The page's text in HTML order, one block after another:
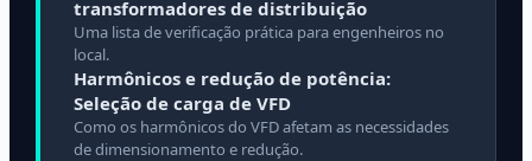
transformadores de distribuição
Uma lista de verificação prática para engenheiros no
local.
Harmônicos e redução de potência:
Seleção de carga de VFD
Como os harmônicos do VFD afetam as necessidades
de dimensionamento e redução.